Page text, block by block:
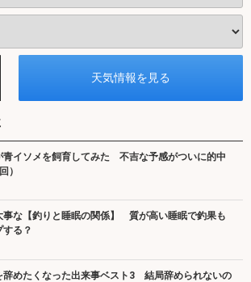
青イソメを飼育してみた 不吉な予感がついに的中
）
事な【釣りと睡眠の関係】 質が高い睡眠で釣果も
する？
辞めたくなった出来事ベスト3 結局辞められないの